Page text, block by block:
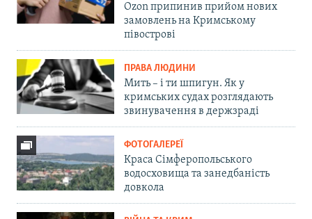
Ozon припинив прийом нових
замовлень на Кримському
півострові
ПРАВА ЛЮДИНИ
Мить – і ти шпигун. Як у
кримських судах розглядають
звинувачення в держзраді
ФОТОГАЛЕРЕЇ
Краса Сімферопольського
водосховища та занедбаність
довкола